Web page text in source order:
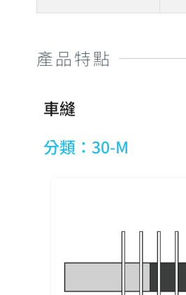
產品特點
車縫
分類：30-M